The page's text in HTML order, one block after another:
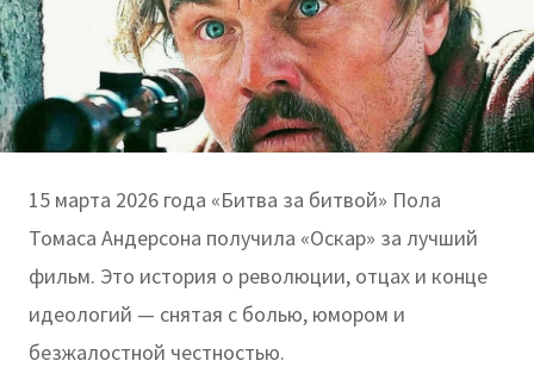
15 марта 2026 года «Битва за битвой» Пола
Томаса Андерсона получила «Оскар» за лучший
фильм. Это история о революции, отцах и конце
идеологий — снятая с болью, юмором и
безжалостной честностью.